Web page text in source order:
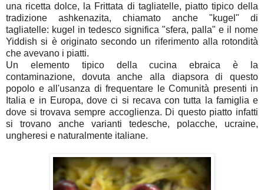
una ricetta dolce, la Frittata di tagliatelle, piatto tipico della
tradizione ashkenazita, chiamato anche "kugel" di
tagliatelle: kugel in tedesco significa "sfera, palla" e il nome
Yiddish si è originato secondo un riferimento alla rotondità
che avevano i piatti.
Un elemento tipico della cucina ebraica è la
contaminazione, dovuta anche alla diapsora di questo
popolo e all'usanza di frequentare le Comunità presenti in
Italia e in Europa, dove ci si recava con tutta la famiglia e
dove si trovava sempre accoglienza. Di questo piatto infatti
si trovano anche varianti tedesche, polacche, ucraine,
ungheresi e naturalmente italiane.